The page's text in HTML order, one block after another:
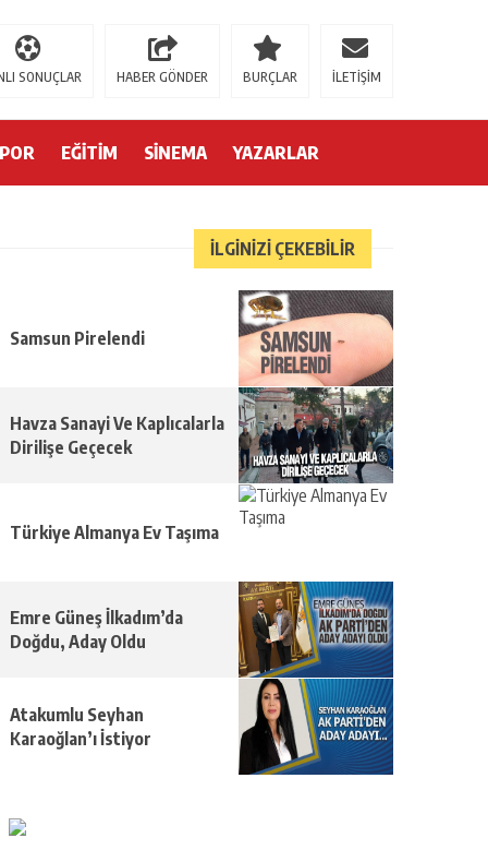
SONUÇLAR HABER GÖNDER BURÇLAR İLETİŞİM
EĞİTİM SİNEMA YAZARLAR
İLGİNİZİ ÇEKEBİLİR
Samsun Pirelendi
Havza Sanayi Ve Kaplıcalarla
Dirilişe Geçecek
Türkiye Almanya Ev Taşıma
Emre Güneş İlkadım’da
Doğdu, Aday Oldu
Atakumlu Seyhan
Karaoğlan’ı İstiyor